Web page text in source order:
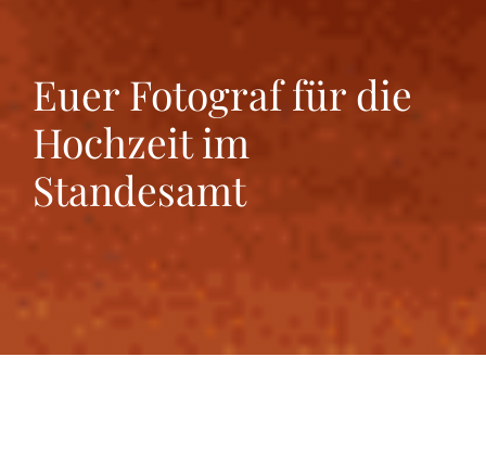
Euer Fotograf für die
Hochzeit im
Standesamt